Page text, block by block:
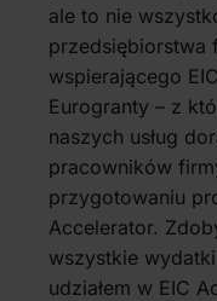
ale to nie
przedsiębiorstwa
wspierającego
Eurogranty – z
naszych usług
pracowników
przygotowaniu
Accelerator.
wszystkie
udziałem w EIC